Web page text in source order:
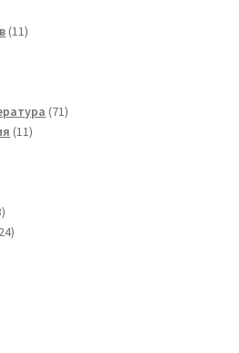
1111
7171
1111
13
products
2424